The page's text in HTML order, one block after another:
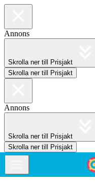
Annons
Skrolla ner till Prisjakt
Skrolla ner till Prisjakt
Annons
Skrolla ner till Prisjakt
Skrolla ner till Prisjakt